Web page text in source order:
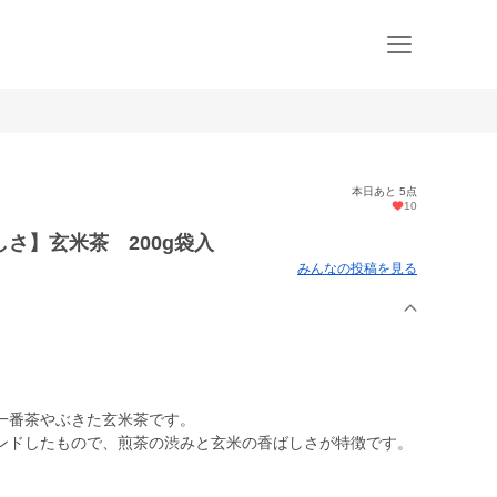
本日あと 5点
10
さ】玄米茶 200g袋入
みんなの投稿を見る
茶やぶきた玄米茶です。
したもので、煎茶の渋みと玄米の香ばしさが特徴です。